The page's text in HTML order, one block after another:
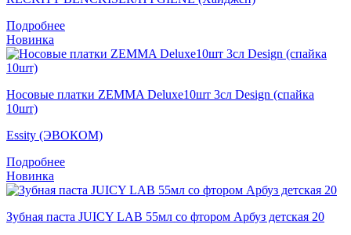
Подробнее
Новинка
Носовые платки ZEMMA Deluxe10шт 3сл Design (спайка
10шт)
Essity (ЭВОКОМ)
Подробнее
Новинка
Зубная паста JUICY LAB 55мл со фтором Арбуз детская 20